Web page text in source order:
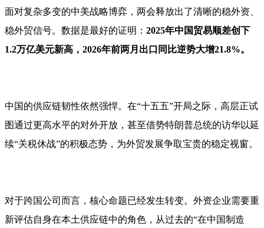
面对复杂多变的中美战略博弈，两会释放出了清晰的稳外资、
稳外贸信号。数据是最好的证明： 2025年中国贸易顺差创下
1.2万亿美元新高，2026年前两月 出口同比逆势大增21.8%。
中国的供应链韧性依然强悍。在“十五五”开局之际，高层正试
图通过更高水平的对外开放，甚至借势特朗普总统的访华以延
续“关税休战”的积极态势，为外贸发展争取宝贵的稳定视窗。
对于跨国公司而言，核心命题已经发生转变。外资企业需要重
新评估自身在本土供应链中的角色，从过去的“在中国制造